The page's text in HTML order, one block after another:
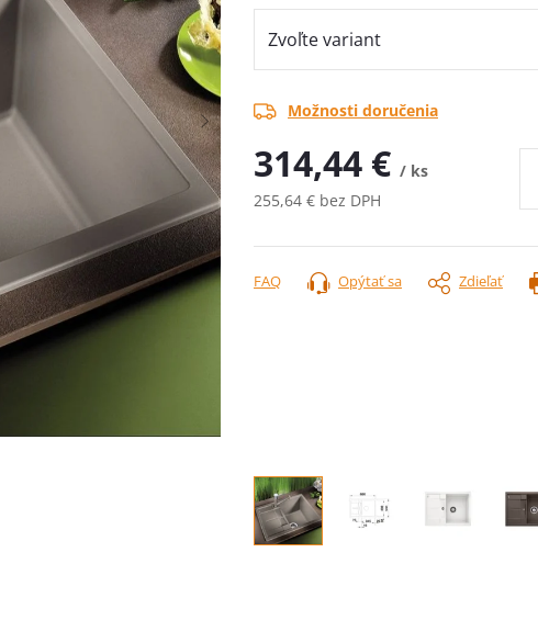
Možnosti doručenia
314,44 € / ks
255,64 € bez DPH
cena:
Opýtať sa Zdieľať
FAQ